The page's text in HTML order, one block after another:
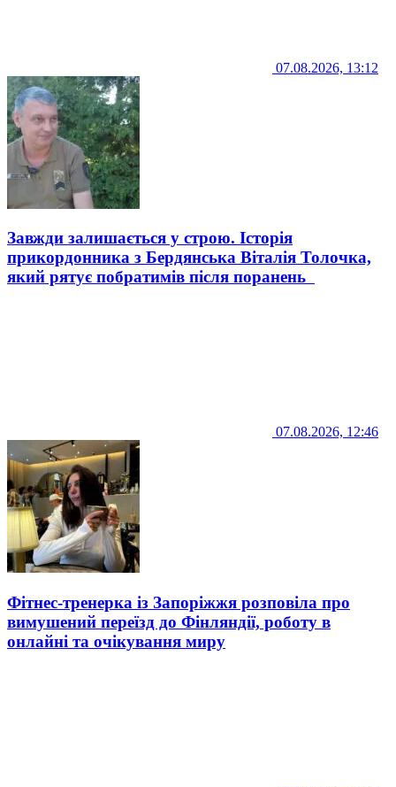
07.08.2026, 13:12
Завжди залишається у строю. Історія
прикордонника з Бердянська Віталія Толочка,
який рятує побратимів після поранень
07.08.2026, 12:46
Фітнес-тренерка із Запоріжжя розповіла про
вимушений переїзд до Фінляндії, роботу в
онлайні та очікування миру